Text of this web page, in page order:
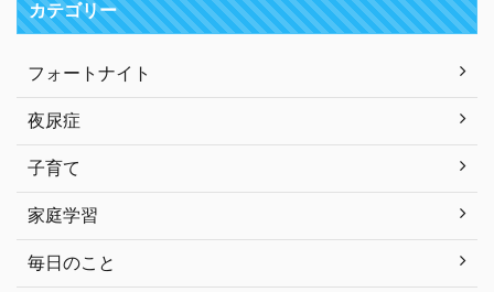
カテゴリー
フォートナイト
夜尿症
子育て
家庭学習
毎日のこと